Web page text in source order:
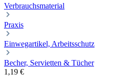
Verbrauchsmaterial
Praxis
Einwegartikel, Arbeitsschutz
Becher, Servietten & Tücher
1,19 €